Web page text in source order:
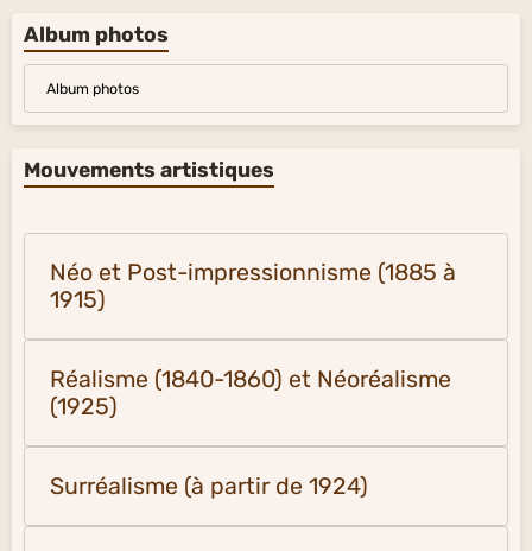
Album photos
Album photos
Mouvements artistiques
Néo et Post-impressionnisme (1885 à
1915)
Réalisme (1840-1860) et Néoréalisme
(1925)
Surréalisme (à partir de 1924)